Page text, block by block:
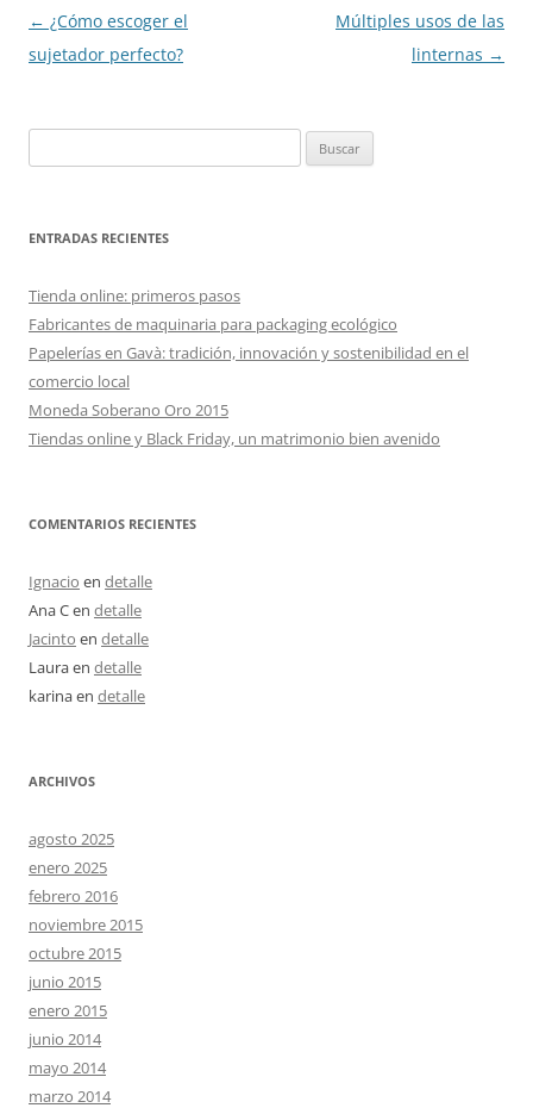
Navegación
de
← ¿Cómo escoger el
sujetador perfecto?
Múltiples usos de las
linternas →
ENTRADAS RECIENTES
Tienda online: primeros pasos
Fabricantes de maquinaria para packaging ecológico
Papelerías en Gavà: tradición, innovación y sostenibilidad en el
comercio local
Moneda Soberano Oro 2015
Tiendas online y Black Friday, un matrimonio bien avenido
COMENTARIOS RECIENTES
Ignacio en detalle
Ana Cen detalle
Jacinto en detalle
Lauraen detalle
karinaen detalle
ARCHIVOS
agosto 2025
enero 2025
febrero 2016
noviembre 2015
octubre 2015
junio 2015
enero 2015
junio 2014
mayo 2014
marzo 2014